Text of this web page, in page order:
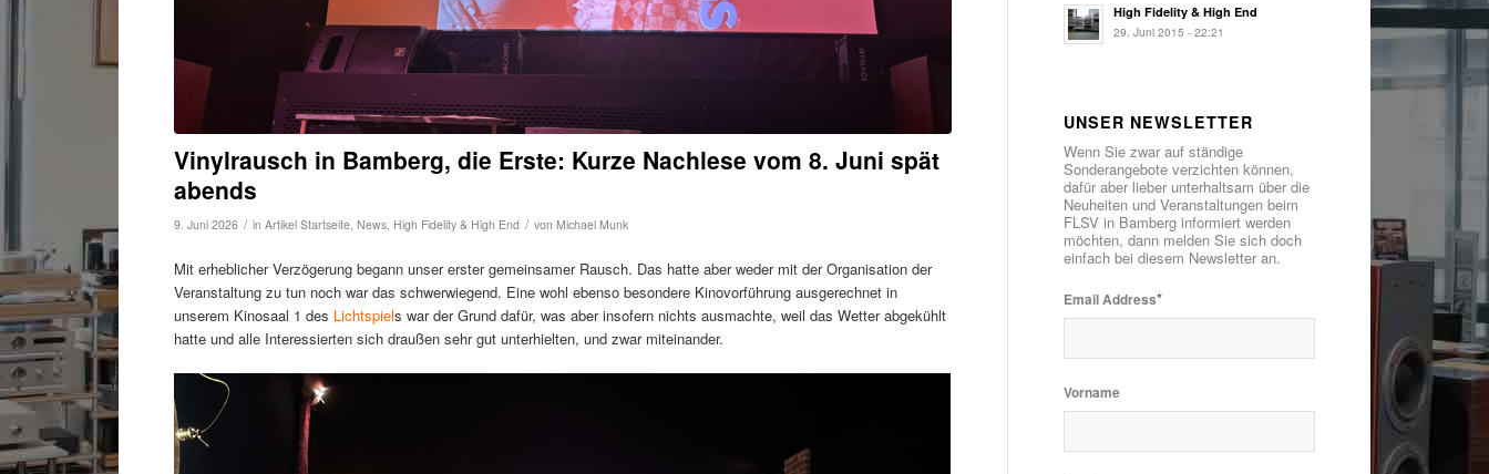
Vinylrausch in Bamberg, die Erste: Kurze Nachlese vom 8. Juni spät
abends
9. Juni 2026 / in Artikel Startseite News High Fidelity & High End / von Michael Munk
Mit erheblicher Verzögerung begann unser erster gemeinsamer Rausch. Das hatte aber weder mit der Organisation der
Veranstaltung zu tun noch war das schwerwiegend. Eine wohl ebenso besondere Kinovorführung ausgerechnet in
unserem Kinosaal 1 des Lichtspiels war der Grund dafür, was aber insofern nichts ausmachte, weil das Wetter abgekühlt
hatte und alle Interessierten sich draußen sehr gut unterhielten, und zwar miteinander.
High Fidelity & High End
29. Juni 2015 - 22:21
UNSER NEWSLETTER
Wenn Sie zwar auf ständige
Sonderangebote verzichten können,
dafür aber lieber unterhaltsam über die
Neuheiten und Veranstaltungen beim
FLSV in Bamberg informiert werden
möchten, dann melden Sie sich doch
einfach bei diesem Newsletter an.
Email Address*
Vorname